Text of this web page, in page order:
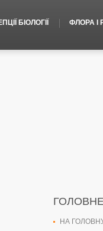
БІОЛОГІЇ ФЛОРА І
НА